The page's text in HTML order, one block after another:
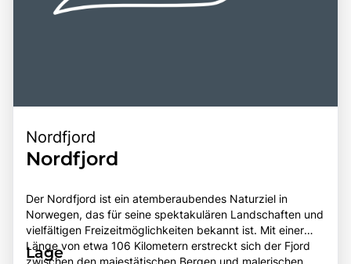
Nordfjord
Nordfjord
Der Nordfjord ist ein atemberaubendes Naturziel in
Norwegen, das für seine spektakulären Landschaften und
vielfältigen Freizeitmöglichkeiten bekannt ist. Mit einer
Länge von etwa 106 Kilometern erstreckt sich der Fjord
Lage